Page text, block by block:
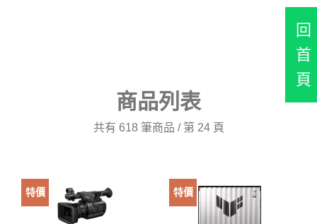
回
首
頁
商品列表
共有 618 筆商品 / 第 24 頁
特價 特價